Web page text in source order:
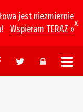
jest niezmiernie
Wspieram TERAZ »
x